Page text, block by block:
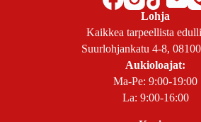
Lohja
Kaikkea tarpeellista
Suurlohjankatu 4-8,
Aukioloajat:
Ma-Pe: 9:00-19:00
La: 9:00-16:00